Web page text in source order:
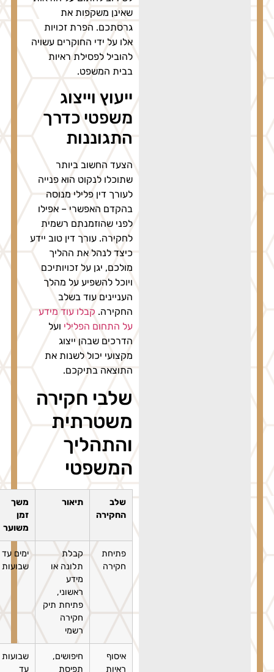
שאינן משקפות את
גרסתכם. הפרת זכויות
אלו על ידי החוקרים עשויה
להוביל לפסילת ראיות
בבית המשפט.
ייעוץ וייצוג
משפטי כדרך
התגוננות
הצעד החשוב ביותר
שתוכלו לנקוט הוא פנייה
לעורך דין פלילי מנוסה
בהקדם האפשרי – אפילו
לפני שהוזמנתם רשמית
לחקירה. עורך דין טוב יידע
כיצד לנהל את ההליך
מולכם, יגן על זכויותיכם
ויוכל להשפיע על מהלך
העניינים עוד בשלב
החקירה.קבלו עוד מידע
על התחום הפליליועל
הדרכים שבהן ייצוג
מקצועי יכול לשנות את
התוצאה בתיקכם.
שלבי חקירה
משטרתית
והתהליך
המשפטי
שלב
החקירה
תיאור
משך
זמן
משוער
פתיחת
חקירה
קבלת
תלונה או
מידע
ראשוני,
פתיחת תיק
חקירה
רשמי
ימים עד
שבועות
איסוף
ראיות
חיפושים,
תפיסת
שבועות
עד